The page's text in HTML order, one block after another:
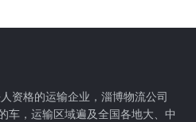
资格的运输企业，淄博物流公司
车，运输区域遍及全国各地大、中